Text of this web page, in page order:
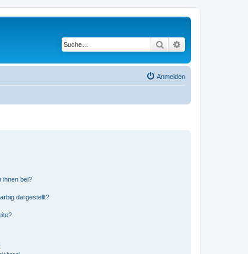
Suche
Anmelden
ihnen bei?
dargestellt?